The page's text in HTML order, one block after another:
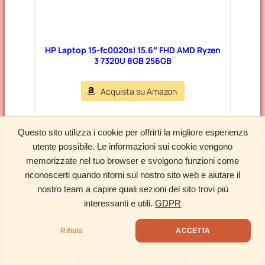
Questo sito utilizza i cookie per offrirti la migliore esperienza
utente possibile. Le informazioni sui cookie vengono
memorizzate nel tuo browser e svolgono funzioni come
riconoscerti quando ritorni sul nostro sito web e aiutare il
nostro team a capire quali sezioni del sito trovi più
interessanti e utili. GDPR
Rifiuta ACCETTA
HP Laptop 15-fc0020sl 15.6″ FHD AMD Ryzen
3 7320U 8GB 256GB
Acquista su Amazon
NUOVO